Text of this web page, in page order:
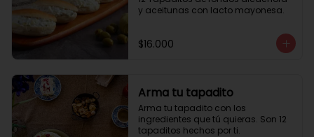
y aceitunas con lacto mayonesa.
$16.000
Arma tu tapadito
Arma tu tapadito con los
ingredientes que tú quieras. Son 12
tapaditos hechos por ti.